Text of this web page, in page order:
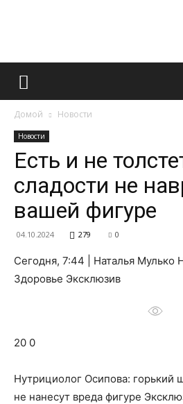
и
о
нем
Домой Новости
Новости
Есть и не
сладости не
вашей фигуре
04.10.2024 279 0
Сегодня, 7:44 | Наталья Мулько
Здоровье Эксклюзив
20 0
Нутрициолог Осипова: горький
не нанесут вреда фигуре